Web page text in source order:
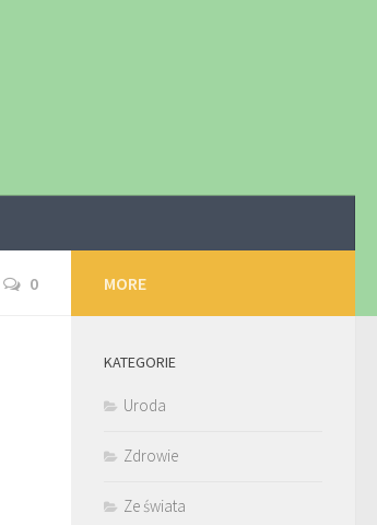
0 MORE
KATEGORIE
Uroda
Zdrowie
Ze świata